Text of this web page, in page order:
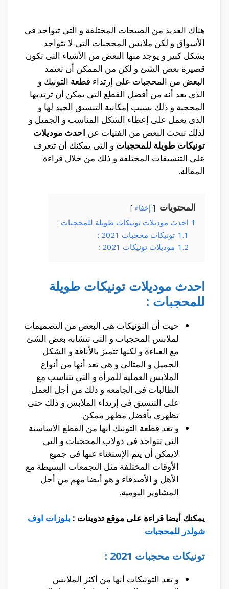
هناك العديد من الصيحات المختلفة و التى تتواجد فى
الأسواق و لكن ملابس المحجبات التى لا تتواجد
بشكل كبير و يوجد منها البعض من الأشياء التى تكون
قصيرة بعض الشئ و لكن من الممكن أن تعتمد
البعض من المحجبات على إرتداء قطعة التونيك و
الذى يعد أنه من أفضل القطع التى يمكن أن ترتديها
المحجبة و ذلك بسبب إمكانية التنسيق الجيد لها و
الذى يعمل على إعطاء الشكل المناسب و الجميل و
لذلك تبحث البعض من الفتيات عن احدث موديلات
تونيكات طويلة للمحجبات و التى يمكنك أن تتعرف
على التنسيقات المختلفة و ذلك من خلال قراءة
المقالة.
المحتويات إخفاء
1 احدث موديلات تونيكات طويلة للمحجبات :
1.1 تونيكات محجبات 2021 :
1.2 موديلات تونيكات 2021 :
احدث موديلات تونيكات طويلة
للمحجبات :
حيث أن التونيكات هى البعض من التصميمات
لملابس المحجبات و التى تتشابه بعض الشئ
مع العباءة و لكنها تتميز بالأناقة و الشكل
الجميل و المثالى و هى تعد أنها من أنواع
الملابس العملية للمرأة و التى تتناسب مع
الطالبات فى الجامعة و ذلك من أجل العمل
على التنسيق فى إرتداء الملابس و ذلك حتى
تظهرى بأفضل مظهر ممكن.
و تعد قطعة التونيك أنها من القطع الاساسية
التى تتواجد فى دولاب المحجبات و التى
لايمكن أن يتم الإستغناء عنها فى جميع
الأوقات المختلفة مثل التجمعات البسيطة مع
الأهل و الأصدقاء و هو أيضا مهم من أجل
المشاوير اليومية.
يمكنك أيضا قراءة على موقع تدوينات : بلوزات اوف
شولدر للمحجبات
تونيكات محجبات 2021 :
و تعد التونيكات أنها من أكثر الملابس